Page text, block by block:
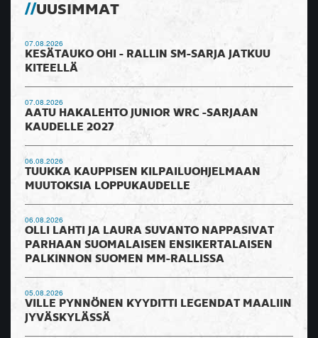
UUSIMMAT
07.08.2026
KESÄTAUKO OHI - RALLIN SM-SARJA JATKUU
KITEELLÄ
07.08.2026
AATU HAKALEHTO JUNIOR WRC -SARJAAN
KAUDELLE 2027
06.08.2026
TUUKKA KAUPPISEN KILPAILUOHJELMAAN
MUUTOKSIA LOPPUKAUDELLE
06.08.2026
OLLI LAHTI JA LAURA SUVANTO NAPPASIVAT
PARHAAN SUOMALAISEN ENSIKERTALAISEN
PALKINNON SUOMEN MM-RALLISSA
05.08.2026
VILLE PYNNÖNEN KYYDITTI LEGENDAT MAALIIN
JYVÄSKYLÄSSÄ